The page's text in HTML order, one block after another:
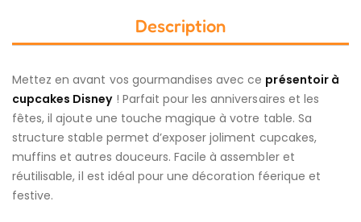
Description
Mettez en avant vos gourmandises avec ce présentoir à
cupcakes Disney! Parfait pour les anniversaires et les
fêtes, il ajoute une touche magique à votre table. Sa
structure stable permet d’exposer joliment cupcakes,
muffins et autres douceurs. Facile à assembler et
réutilisable, il est idéal pour une décoration féerique et
festive.